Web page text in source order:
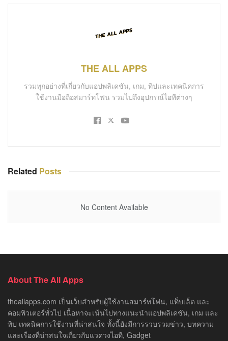
THE ALL APPS
รวมทุกอย่างที่เกี่ยวกับแอปพลิเคชัน, เกม, ทิปและเทคนิคการ
ใช้งานมือถือสมาร์ทโฟน รวมไปถึงอุปกรณ์ไอทีต่างๆ
Related Posts
No Content Available
About The All Apps
theallapps.com เป็นเว็บสำหรับผู้ใช้งานสมาร์ทโฟน, แท็บเล็ต และ
คอมพิวเตอร์ทั่วไป เนื้อหาจะเน้นไปทางแนะนำแอปพลิเคชัน, เกม และ
ทิป เทคนิคการใช้งานที่น่าสนใจ ทั้งนี้ยังมีการรวบรวมข่าว, บทความ
และเรื่องที่น่าสนใจเกี่ยวกับแวดวงไอที, Gadget